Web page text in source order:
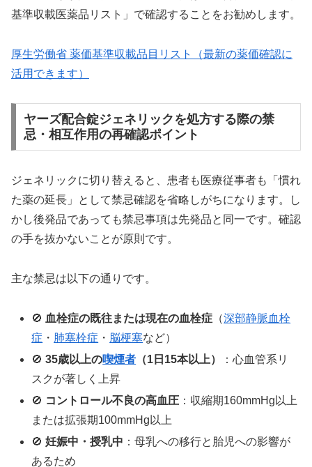
基準収載医薬品リスト」で確認することをお勧めします。
厚生労働省 薬価基準収載品目リスト（最新の薬価確認に
活用できます）
ヤーズ配合錠ジェネリックを処方する際の禁
忌・相互作用の再確認ポイント
ジェネリックに切り替えると、患者も医療従事者も「慣れ
た薬の延長」として禁忌確認を省略しがちになります。し
かし後発品であっても禁忌事項は先発品と同一です。確認
の手を抜かないことが原則です。
主な禁忌は以下の通りです。
🚫 血栓症の既往または現在の血栓症 （深部静脈血栓
症 ・ 肺塞栓症 ・ 脳梗塞など）
🚫35歳以上の喫煙者 （1日15本以上）
：心血管系リ
スクが著しく上昇
🚫 コントロール不良の高血圧 ：収縮期160mmHg以上
または拡張期100mmHg以上
🚫妊娠中・授乳中 ：母乳への移行と胎児への影響が
あるため